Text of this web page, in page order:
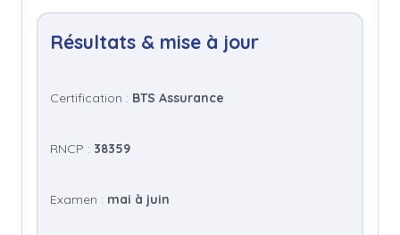
Résultats & mise à jour
Certification : BTS Assurance
RNCP : 38359
Examen : mai à juin